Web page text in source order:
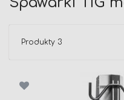
Produkty 3